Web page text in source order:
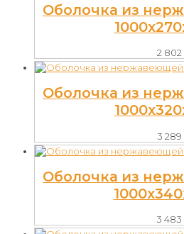
Оболочка из
2 802
Оболочка из
3 289
Оболочка из
3 483